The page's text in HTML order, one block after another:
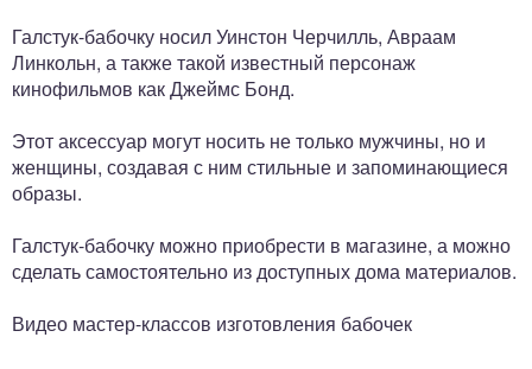
Галстук-бабочку носил Уинстон Черчилль, Авраам
Линкольн, а также такой известный персонаж
кинофильмов как Джеймс Бонд.
Этот аксессуар могут носить не только мужчины, но и
женщины, создавая с ним стильные и запоминающиеся
образы.
Галстук-бабочку можно приобрести в магазине, а можно
сделать самостоятельно из доступных дома материалов.
Видео мастер-классов изготовления бабочек